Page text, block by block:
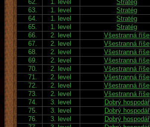
62.
1. level Stratég
63.
1. level Stratég
64.
1. level Stratég
65.
1. level Stratég
66.
2. level Všestranná říše
67.
2. level Všestranná říše
68.
2. level Všestranná říše
69.
2. level Všestranná říše
70.
2. level Všestranná říše
71.
2. level Všestranná říše
72.
2. level Všestranná říše
73.
2. level Všestranná říše
74.
3. level Dobrý hospodář
75.
3. level Dobrý hospodář
76.
3. level Dobrý hospodář